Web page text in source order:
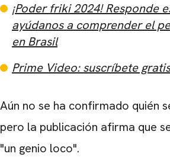
¡Poder friki 2024! Responde
ayúdanos a comprender el
en Brasil
Prime Video: suscríbete
Aún no se ha confirmado quién
pero la publicación afirma que
"un genio loco".